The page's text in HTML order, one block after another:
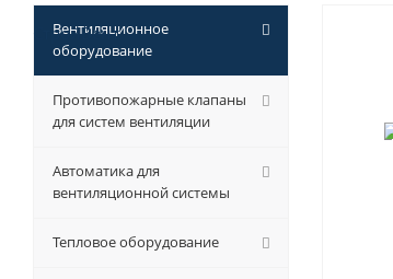
Вентиляционное
оборудование
Противопожарные клапаны
для систем вентиляции
Автоматика для
вентиляционной системы
Тепловое оборудование